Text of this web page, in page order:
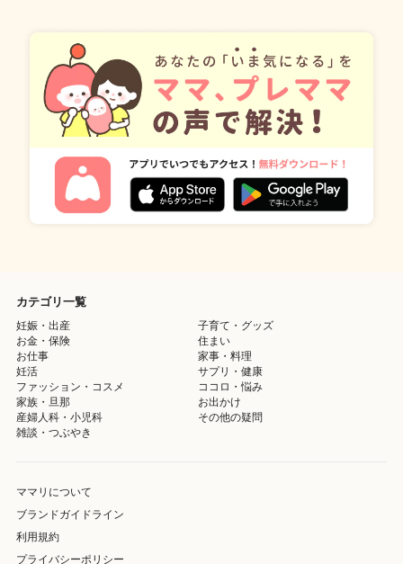
カテゴリ一覧
妊娠・出産
子育て・グッズ
お金・保険
住まい
お仕事
家事・料理
妊活
サプリ・健康
ファッション・コスメ
ココロ・悩み
家族・旦那
お出かけ
産婦人科・小児科
その他の疑問
雑談・つぶやき
ママリについて
ブランドガイドライン
利用規約
プライバシーポリシー